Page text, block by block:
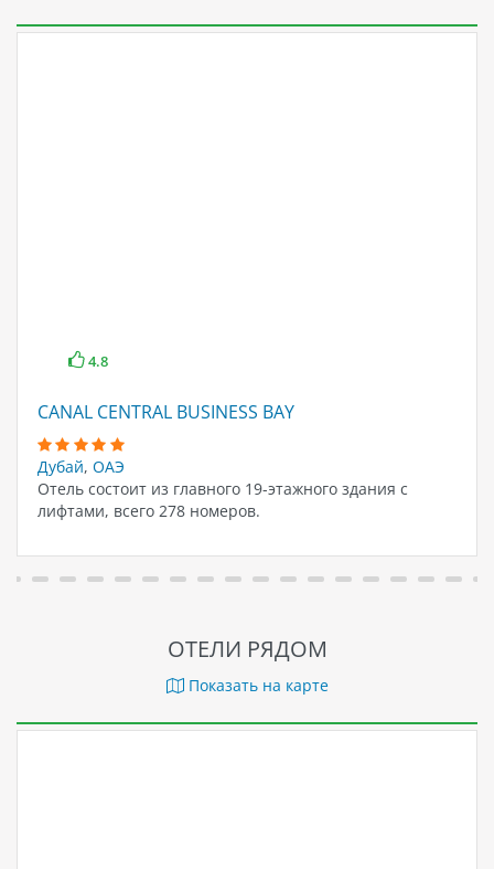
4.8
CANAL CENTRAL BUSINESS BAY
Дубай, ОАЭ
Отель состоит из главного 19-этажного здания с
лифтами, всего 278 номеров.
ОТЕЛИ РЯДОМ
Показать на карте